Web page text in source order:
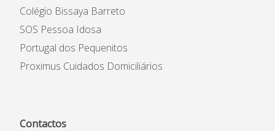
Colégio Bissaya Barreto
SOS Pessoa Idosa
Portugal dos Pequenitos
Proximus Cuidados Domiciliários
Contactos